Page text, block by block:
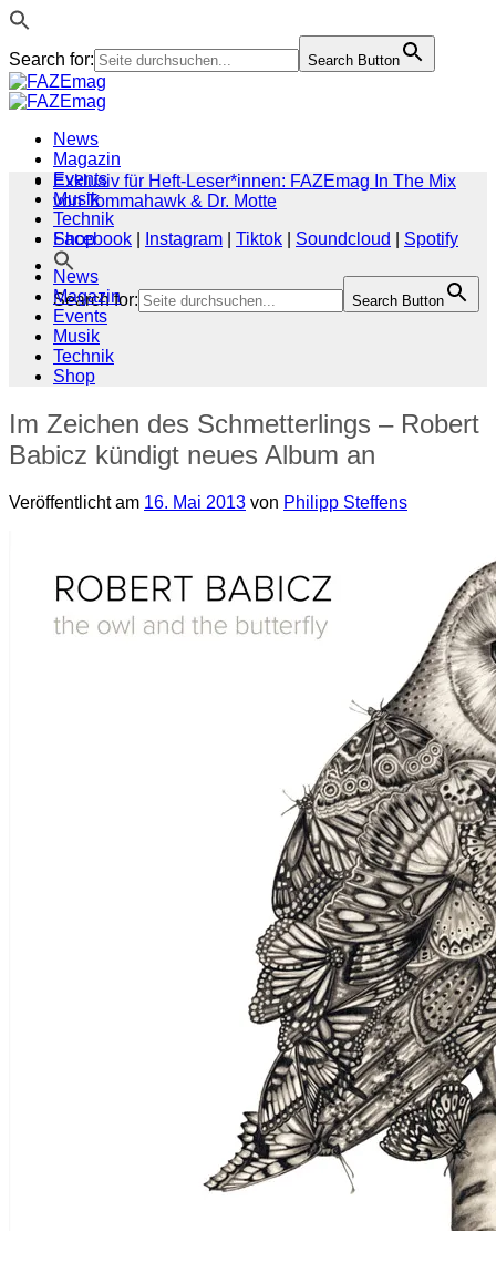
Search for: Search Button
Zum
Inhalt
News
Magazin
Events
Musik
Technik
Shop
Search for: Search Button
Exklusiv für Heft-Leser*innen: FAZEmag In The Mix
von Tommahawk & Dr. Motte
Facebook
Instagram Tiktok Soundcloud
Spotify
News
Magazin
Events
Musik
Technik
Shop
Im Zeichen des Schmetterlings – Robert
Babicz kündigt neues Album an
Veröffentlicht am 16. Mai 2013 von Philipp Steffens